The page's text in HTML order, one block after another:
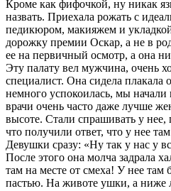
Кроме как фифочкой, ну никак
назвать. Приехала рожать с
педикюром, макияжем и
дорожку премии Оскар, а не в
ее на первичный осмотр, а она
Эту палату вел мужчина, очень
специалист. Она сидела плакала
немного успокоилась, мы
врачи очень часто даже лучше
высоте. Стали спрашивать у нее,
что получили ответ, что у нее
Девушки сразу: «Ну так у нас у
После этого она молча задрала
там на месте от смеха! У нее там
пастью. На животе ушки, а ниже